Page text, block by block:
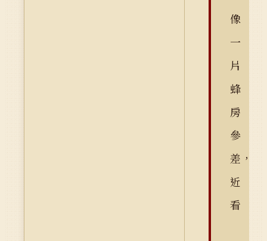
像
一
片
蜂
房
參
差，
近
看